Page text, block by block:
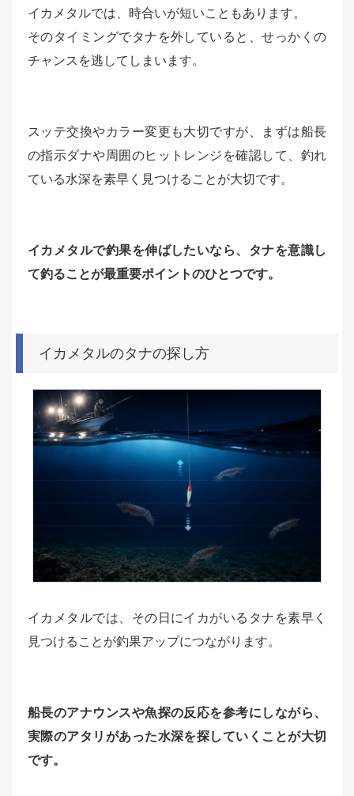
イカメタルでは、時合いが短いこともあります。
そのタイミングでタナを外していると、せっかくの
チャンスを逃してしまいます。
スッテ交換やカラー変更も大切ですが、まずは船長
の指示ダナや周囲のヒットレンジを確認して、釣れ
ている水深を素早く見つけることが大切です。
イカメタルで釣果を伸ばしたいなら、タナを意識し
て釣ることが最重要ポイントのひとつです。
イカメタルのタナの探し方
イカメタルでは、その日にイカがいるタナを素早く
見つけることが釣果アップにつながります。
船長のアナウンスや魚探の反応を参考にしながら、
実際のアタリがあった水深を探していくことが大切
です。